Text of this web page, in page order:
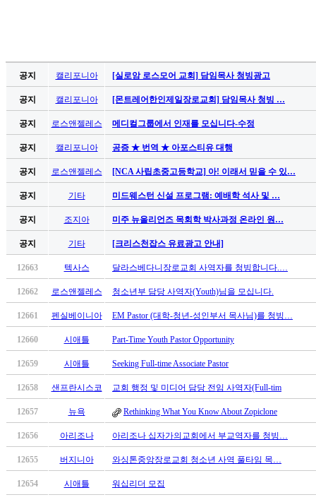
공지 캘리포니아 [실로암 로스모어 교회] 담임목사 청빙광고
공지 캘리포니아 [몬트레어한인제일장로교회] 담임목사 청빙 …
공지 로스앤젤레스 메디컬그룹에서 인재를 모십니다-수정
공지 캘리포니아 공증 ★ 번역 ★ 아포스티유 대행
공지 로스앤젤레스 [NCA 사립초중고등학교] 아! 이래서 믿을 수 있…
공지 기타 미드웨스턴 신설 프로그램: 예배학 석사 및 …
공지 조지아 미주 뉴올리언즈 목회학 박사과정 온라인 원…
공지 기타 [크리스천잡스 유료광고 안내]
12663 텍사스 달라스베다니장로교회 사역자를 청빙합니다.…
12662 로스앤젤레스 청소년부 담당 사역자(Youth)님을 모십니다.
12661 펜실베이니아 EM Pastor (대학-청년-성인부서 목사님)를 청빙…
12660 시애틀 Part-Time Youth Pastor Opportunity
12659 시애틀 Seeking Full-time Associate Pastor
12658 샌프란시스코 교회 행정 및 미디어 담당 전임 사역자(Full-tim
12657 뉴욕 Rethinking What You Know About Zopiclone
12656 아리조나 아리조나 십자가의교회에서 부교역자를 청빙…
12655 버지니아 와싱톤중앙장로교회 청소년 사역 풀타임 목…
12654 시애틀 워십리더 모집